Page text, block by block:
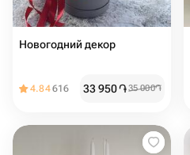
Новогодний декор
4.84616 33 950֏35 000֏